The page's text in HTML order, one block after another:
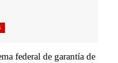
federal de garantía de